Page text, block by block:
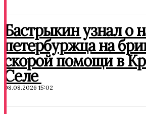
Бастрыкин узнал о
петербуржца на
скорой помощи в
Селе
08.08.2026 15:02